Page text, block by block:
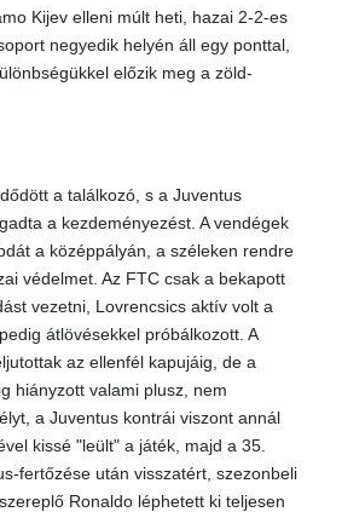
Kijev elleni múlt heti, hazai 2-2-es
negyedik helyén áll egy ponttal,
előzik meg a zöld-
a találkozó, s a Juventus
a kezdeményezést. A vendégek
a középpályán, a széleken rendre
védelmet. Az FTC csak a bekapott
vezetni, Lovrencsics aktív volt a
átlövésekkel próbálkozott. A
az ellenfél kapujáig, de a
hiányzott valami plusz, nem
a Juventus kontrái viszont annál
kissé "leült" a játék, majd a 35.
fertőzése után visszatért, szezonbeli
Ronaldo léphetett ki teljesen